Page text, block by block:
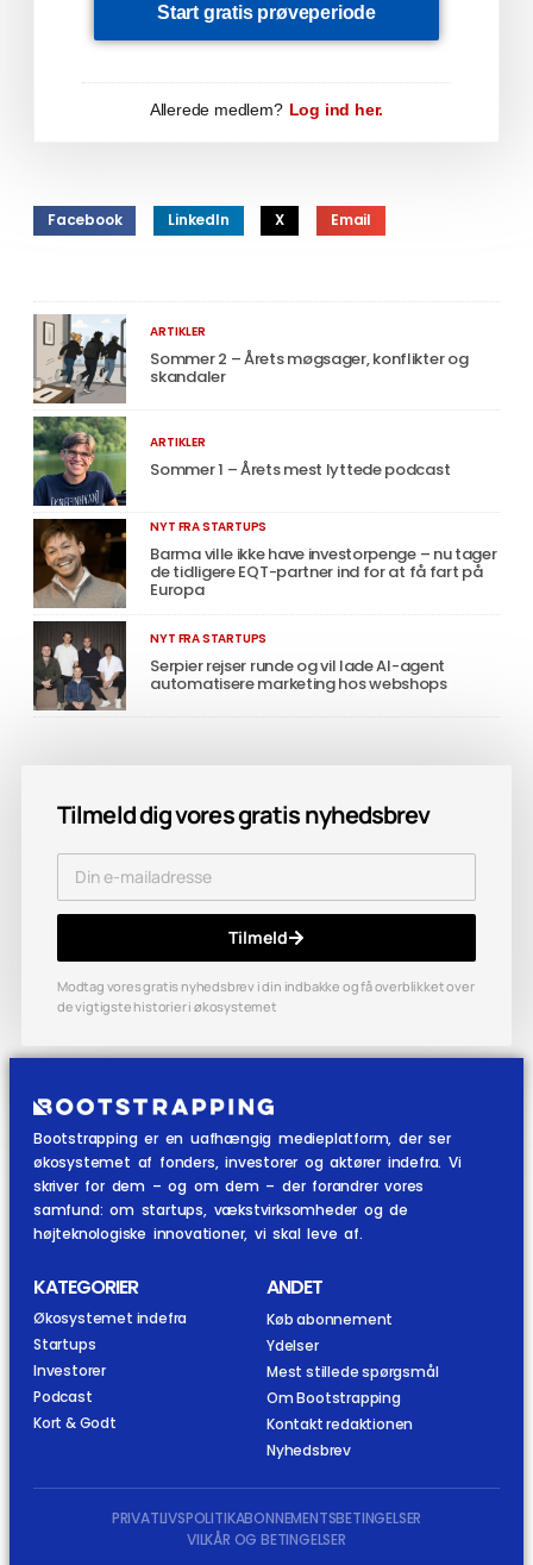
Start gratis prøveperiode
Allerede medlem? Log ind her.
Facebook LinkedIn X Email
ARTIKLER
Sommer 2 – Årets møgsager, konflikter og
skandaler
ARTIKLER
Sommer 1 – Årets mest lyttede podcast
NYT FRA STARTUPS
Barma ville ikke have investorpenge – nu tager
de tidligere EQT-partner ind for at få fart på
Europa
NYT FRA STARTUPS
Serpier rejser runde og vil lade AI-agent
automatisere marketing hos webshops
Tilmeld dig vores gratis nyhedsbrev
Tilmeld
Modtag vores gratis nyhedsbrev i din indbakke og få overblikket over
de vigtigste historier i økosystemet
Bootstrapping er en uafhængig medieplatform, der ser
økosystemet af fonders, investorer og aktører indefra. Vi
skriver for dem – og om dem – der forandrer vores
samfund: om startups, vækstvirksomheder og de
højteknologiske innovationer, vi skal leve af.
KATEGORIER
Økosystemet indefra
Startups
Investorer
Podcast
Kort & Godt
ANDET
Køb abonnement
Ydelser
Mest stillede spørgsmål
Om Bootstrapping
Kontakt redaktionen
Nyhedsbrev
PRIVATLIVSPOLITIKABONNEMENTSBETINGELSER
VILKÅR OG BETINGELSER